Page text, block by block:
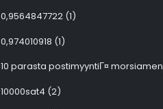
0,9564847722 (1)
0,974010918 (1)
10 parasta postimyyntiГ¤ morsiamen
10000sat4 (2)